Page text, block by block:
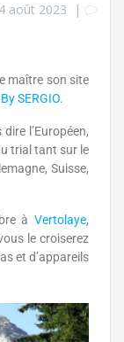
4 août 2023 |
maître son site
SERGIO.
l’Européen,
trial tant sur le
Suisse,
à Vertolaye,
le croiserez
et d’appareils